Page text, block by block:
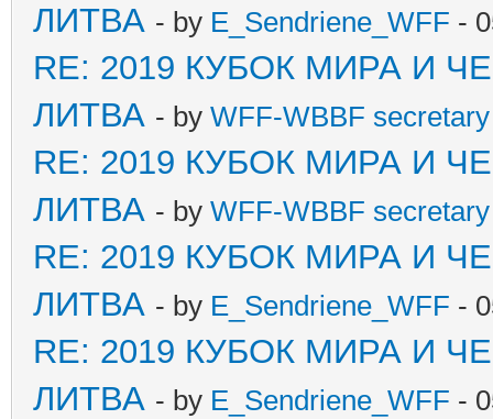
ЛИТВА - by E_Sendriene_WFF -
RE: 2019 КУБОК МИРА И
ЛИТВА - by WFF-WBBF
RE: 2019 КУБОК МИРА И
ЛИТВА - by WFF-WBBF
RE: 2019 КУБОК МИРА И
ЛИТВА - by E_Sendriene_WFF -
RE: 2019 КУБОК МИРА И
ЛИТВА - by E_Sendriene_WFF -